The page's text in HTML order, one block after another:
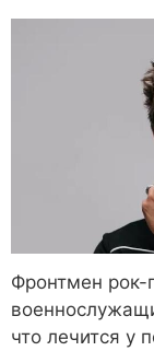
Фронтмен рок-
что лечится у